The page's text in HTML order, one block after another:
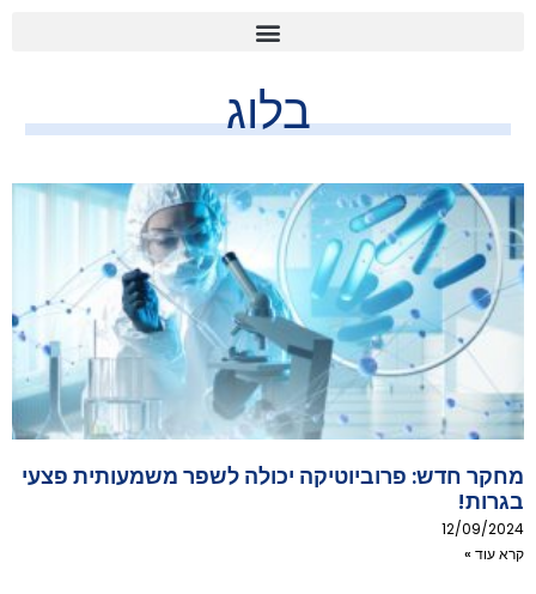
בלוג
מחקר חדש: פרוביוטיקה יכולה לשפר משמעותית פצעי
בגרות!
12/09/2024
קרא עוד »